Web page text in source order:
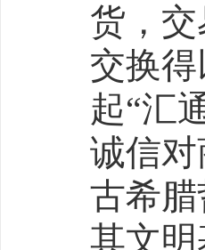
货，
交换
起“汇
诚信
古希
其文